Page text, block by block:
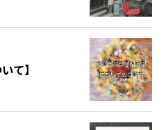
て】